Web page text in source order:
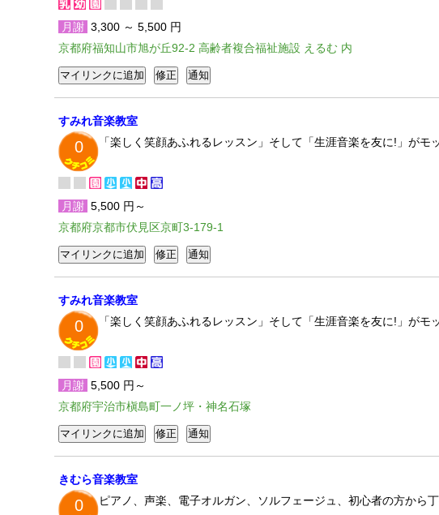
月謝 3,300 ～ 5,500 円
京都府福知山市旭が丘92-2 高齢者複合福祉施設 えるむ 内
すみれ音楽教室
0 「楽しく笑顔あふれるレッスン」そして「生涯音楽を友に!」が
月謝 5,500 円～
京都府京都市伏見区京町3-179-1
すみれ音楽教室
0 「楽しく笑顔あふれるレッスン」そして「生涯音楽を友に!」が
月謝 5,500 円～
京都府宇治市槇島町一ノ坪・神名石塚
きむら音楽教室
0 ピアノ、声楽、電子オルガン、ソルフェージュ、初心者の方から丁